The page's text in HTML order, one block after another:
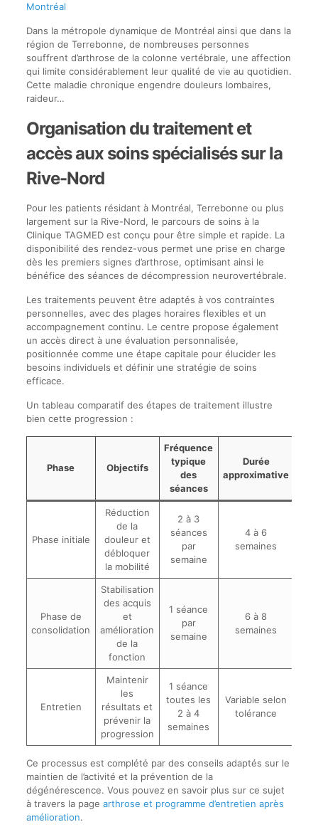
Montréal
Dans la métropole dynamique de Montréal ainsi que dans la
région de Terrebonne, de nombreuses personnes
souffrent d’arthrose de la colonne vertébrale, une affection
qui limite considérablement leur qualité de vie au quotidien.
Cette maladie chronique engendre douleurs lombaires,
raideur…
Organisation du traitement et
accès aux soins spécialisés sur la
Rive-Nord
Pour les patients résidant à Montréal, Terrebonne ou plus
largement sur la Rive-Nord, le parcours de soins à la
Clinique TAGMED est conçu pour être simple et rapide. La
disponibilité des rendez-vous permet une prise en charge
dès les premiers signes d’arthrose, optimisant ainsi le
bénéfice des séances de décompression neurovertébrale.
Les traitements peuvent être adaptés à vos contraintes
personnelles, avec des plages horaires flexibles et un
accompagnement continu. Le centre propose également
un accès direct à une évaluation personnalisée,
positionnée comme une étape capitale pour élucider les
besoins individuels et définir une stratégie de soins
efficace.
Un tableau comparatif des étapes de traitement illustre
bien cette progression :
Phase Objectifs
Fréquence
typique
des
séances
Durée
approximative
Phase initiale
Réduction
de la
douleur et
débloquer
la mobilité
2 à 3
séances
par
semaine
4 à 6
semaines
Phase de
consolidation
Stabilisation
des acquis
et
amélioration
de la
fonction
1 séance
par
semaine
6 à 8
semaines
Entretien
Maintenir
les
résultats et
prévenir la
progression
1 séance
toutes les
2 à 4
semaines
Variable selon
tolérance
Ce processus est complété par des conseils adaptés sur le
maintien de l’activité et la prévention de la
dégénérescence. Vous pouvez en savoir plus sur ce sujet
à travers la page arthrose et programme d’entretien après
amélioration.